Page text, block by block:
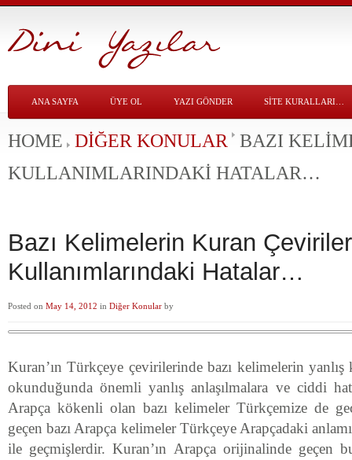
ANA SAYFA ÜYE OL YAZI GÖNDER SITE KURALLARI…
HOME DIĞER KONULAR
BAZI
KULLANIMLARINDAKI HATALAR…
Bazı Kelimelerin Kuran
Kullanımlarındaki Hatalar…
Posted on May 14, 2012 in Diğer Konular by
Kuran’ın Türkçeye çevirilerinde bazı kelimelerin yanlış
okunduğunda önemli yanlış anlaşılmalara ve ciddi
Arapça kökenli olan bazı kelimeler Türkçemize de
geçen bazı Arapça kelimeler Türkçeye Arapçadaki
ile geçmişlerdir. Kuran’ın Arapça orijinalinde geçen